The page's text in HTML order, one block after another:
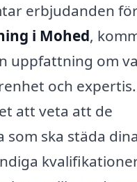
erbjudanden
i Mohed,
uppfattning om
och
att veta att de
som ska städa